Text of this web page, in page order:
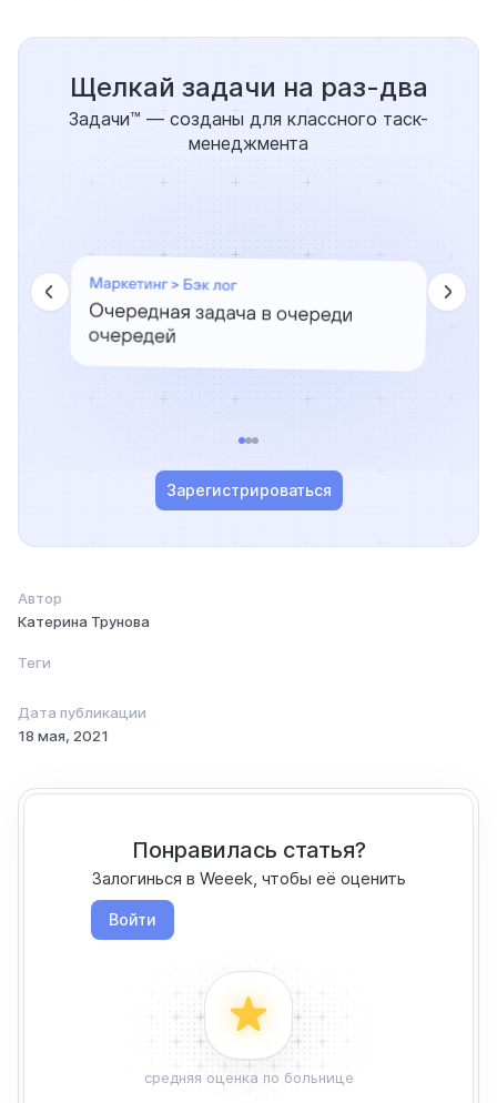
Щелкай задачи на раз-два
Задачи™ — созданы для классного таск-
менеджмента
Зарегистрироваться
Автор
Катерина Трунова
Теги
Дата публикации
18 мая, 2021
средняя оценка по больнице
Понравилась статья?
Залогинься в Weeek, чтобы её оценить
Войти